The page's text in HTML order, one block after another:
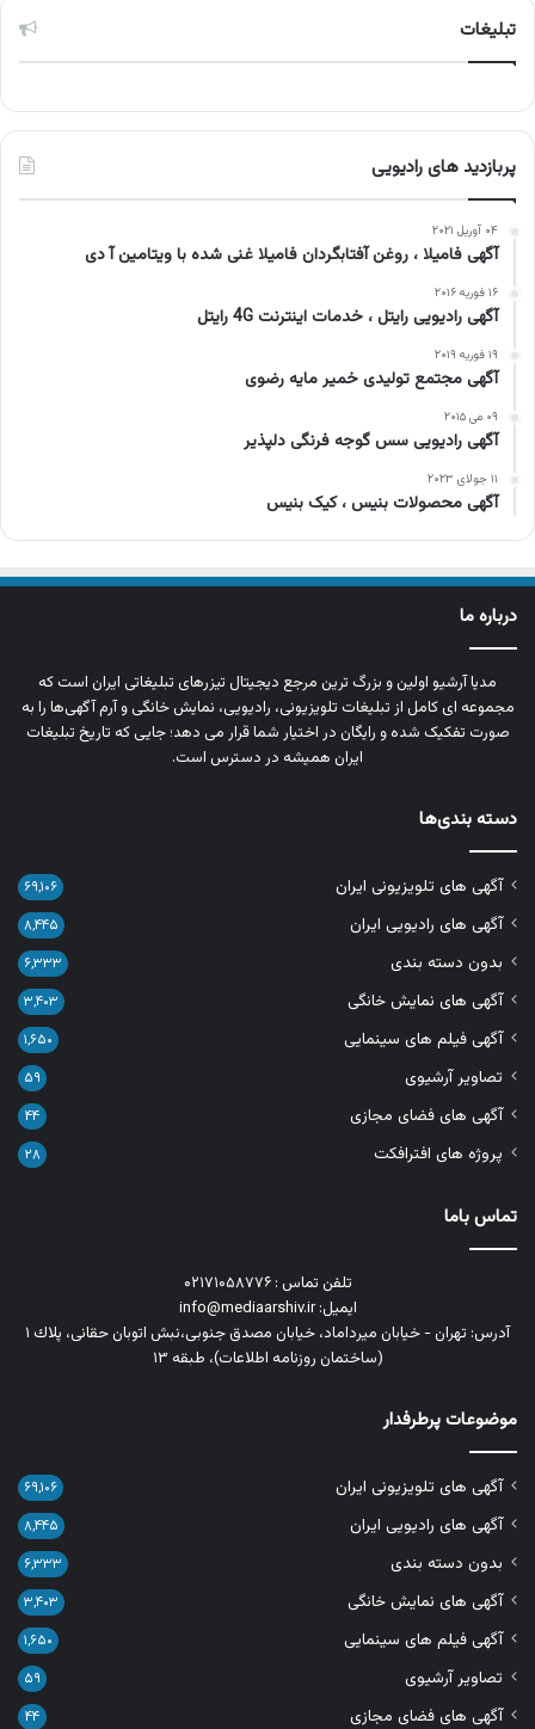
تبلیغات
پربازدید های رادیویی
۰۴ آوریل ۲۰۲۱
آگهی فامیلا ، روغن آفتابگردان فامیلا غنی شده با ویتامین آ دی
۱۶ فوریه ۲۰۱۶
آگهی رادیویی رایتل ، خدمات اینترنت 4G رایتل
۱۹ فوریه ۲۰۱۹
آگهی مجتمع تولیدی خمیر مایه رضوی
۰۹ می ۲۰۱۵
آگهی رادیویی سس گوجه فرنگی دلپذیر
۱۱ جولای ۲۰۲۳
آگهی محصولات بنیس ، کیک بنیس
درباره ما
مدیا آرشیو اولین و بزرگ‌ ترین مرجع دیجیتال تیزرهای تبلیغاتی ایران است که
مجموعه‌ ای کامل از تبلیغات تلویزیونی، رادیویی، نمایش خانگی و آرم‌ آگهی‌ها را به‌
صورت تفکیک‌ شده و رایگان در اختیار شما قرار می‌ دهد؛ جایی که تاریخ تبلیغات
ایران همیشه در دسترس است.
دسته بندی‌ها
آگهی های تلویزیونی ایران ۶۹,۱۰۶
آگهی های رادیویی ایران ۸,۴۴۵
بدون دسته بندی ۶,۳۳۳
آگهی های نمایش خانگی ۳,۴۰۳
آگهی فیلم های سینمایی ۱,۶۵۰
تصاویر آرشیوی ۵۹
آگهی های فضای مجازی ۴۴
پروژه های افترافکت ۲۸
تماس باما
تلفن تماس : ۰۲۱۷۱۰۵۸۷۷۶
ایمیل: info@mediaarshiv.ir
آدرس: تهران - خیابان میرداماد، خیابان مصدق جنوبی،نبش اتوبان حقانی، پلاك ١
(ساختمان روزنامه اطلاعات)، طبقه ۱۳
موضوعات پرطرفدار
آگهی های تلویزیونی ایران ۶۹,۱۰۶
آگهی های رادیویی ایران ۸,۴۴۵
بدون دسته بندی ۶,۳۳۳
آگهی های نمایش خانگی ۳,۴۰۳
آگهی فیلم های سینمایی ۱,۶۵۰
تصاویر آرشیوی ۵۹
آگهی های فضای مجازی ۴۴